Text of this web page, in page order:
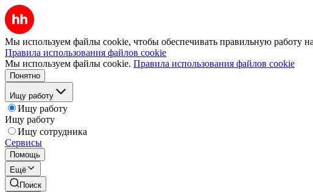
Мы используем файлы cookie, чтобы обеспечивать правильную работу
Правила использования файлов cookie
Мы используем файлы cookie. Правила использования файлов cookie
Понятно
Ищу работу
Ищу работу
Ищу работу
Ищу сотрудника
Сервисы
Помощь
Ещё
Поиск